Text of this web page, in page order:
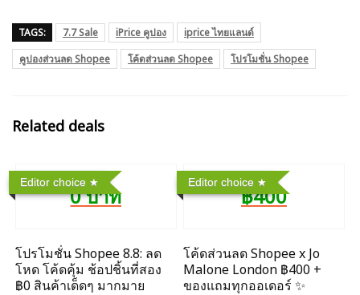
TAGS: 7.7 Sale iPrice คูปอง
iprice ไทยแลนด์
คูปองส่วนลด Shopee
โค้ดส่วนลด Shopee โปรโมชั่น Shopee
Related deals
Editor choice
0 บาท
โปรโมชั่น Shopee 8.8: ลด
โหด โค้ดคุ้ม ช้อปชิ้นที่สอง
฿0 สินค้าเด็ดๆ มากมาย
Editor choice
฿400
โค้ดส่วนลด Shopee x Jo
Malone London ฿400 +
ของแถมทุกออเดอร์ ✨